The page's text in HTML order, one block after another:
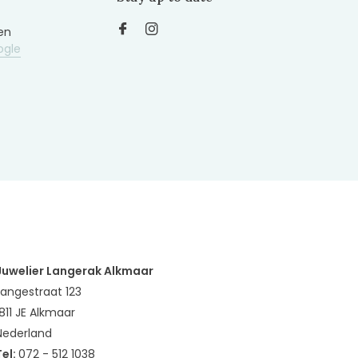
Langerak Alkmaar
123
JE Alkmaar
072 - 512 1038